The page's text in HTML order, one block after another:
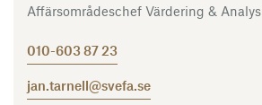
Affärsområdeschef Värdering & Analys
010-603 87 23
jan.tarnell@svefa.se